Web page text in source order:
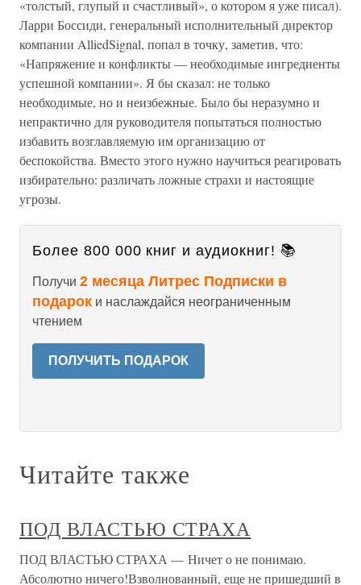
«толстый, глупый и счастливый», о котором я уже писал).
Ларри Боссиди, генеральный исполнительный директор
компании AlliedSignal, попал в точку, заметив, что:
«Напряжение и конфликты — необходимые ингредиенты
успешной компании». Я бы сказал: не только
необходимые, но и неизбежные. Было бы неразумно и
непрактично для руководителя попытаться полностью
избавить возглавляемую им организацию от
беспокойства. Вместо этого нужно научиться реагировать
избирательно: различать ложные страхи и настоящие
угрозы.
Более 800 000 книг и аудиокниг! 📚
Получи 2 месяца Литрес Подписки в
подарок и наслаждайся неограниченным
чтением
ПОЛУЧИТЬ ПОДАРОК
Читайте также
ПОД ВЛАСТЬЮ СТРАХА
ПОД ВЛАСТЬЮ СТРАХА — Ничет о не понимаю.
Абсолютно ничего!Взволнованный, еще не пришедший в